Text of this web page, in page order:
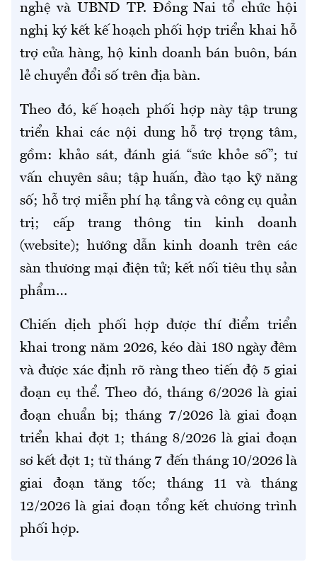
nghệ và UBND TP. Đồng Nai tổ chức hội
nghị ký kết kế hoạch phối hợp triển khai hỗ
trợ cửa hàng, hộ kinh doanh bán buôn, bán
lẻ chuyển đổi số trên địa bàn.
Theo đó, kế hoạch phối hợp này tập trung
triển khai các nội dung hỗ trợ trọng tâm,
gồm: khảo sát, đánh giá “sức khỏe số”; tư
vấn chuyên sâu; tập huấn, đào tạo kỹ năng
số; hỗ trợ miễn phí hạ tầng và công cụ quản
trị; cấp trang thông tin kinh doanh
(website); hướng dẫn kinh doanh trên các
sàn thương mại điện tử; kết nối tiêu thụ sản
phẩm…
Chiến dịch phối hợp được thí điểm triển
khai trong năm 2026, kéo dài 180 ngày đêm
và được xác định rõ ràng theo tiến độ 5 giai
đoạn cụ thể. Theo đó, tháng 6/2026 là giai
đoạn chuẩn bị; tháng 7/2026 là giai đoạn
triển khai đợt 1; tháng 8/2026 là giai đoạn
sơ kết đợt 1; từ tháng 7 đến tháng 10/2026 là
giai đoạn tăng tốc; tháng 11 và tháng
12/2026 là giai đoạn tổng kết chương trình
phối hợp.